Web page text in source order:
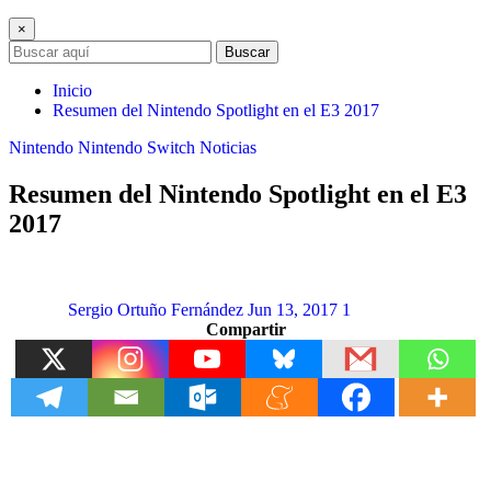
×
Buscar
Inicio
Resumen del Nintendo Spotlight en el E3 2017
Nintendo Nintendo Switch Noticias
Resumen del Nintendo Spotlight en el E3
2017
Sergio Ortuño Fernández Jun 13, 2017 1
Compartir